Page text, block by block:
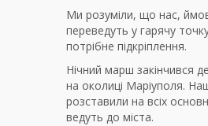
Ми розуміли, що нас,
переведуть у гарячу
потрібне підкріплення.
Нічний марш закінчився
на околиці Маріуполя.
розставили на всіх
ведуть до міста.